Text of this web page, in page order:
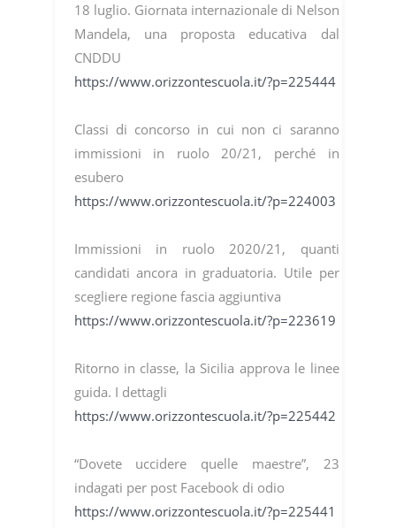
18 luglio. Giornata internazionale di Nelson
Mandela, una proposta educativa dal
CNDDU
https://www.orizzontescuola.it/?p=225444
Classi di concorso in cui non ci saranno
immissioni in ruolo 20/21, perché in
esubero
https://www.orizzontescuola.it/?p=224003
Immissioni in ruolo 2020/21, quanti
candidati ancora in graduatoria. Utile per
scegliere regione fascia aggiuntiva
https://www.orizzontescuola.it/?p=223619
Ritorno in classe, la Sicilia approva le linee
guida. I dettagli
https://www.orizzontescuola.it/?p=225442
“Dovete uccidere quelle maestre”, 23
indagati per post Facebook di odio
https://www.orizzontescuola.it/?p=225441